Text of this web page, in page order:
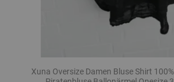
Xuna Oversize Damen Bluse Shirt